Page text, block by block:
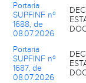
Portaria
SUPFINF nº
1688, de
08.07.2026
Portaria
SUPFINF nº
1687, de
08.07.2026